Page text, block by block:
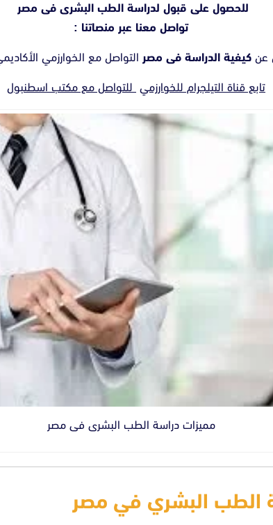
للحصول على قبول لدراسة الطب البشرى فى مصر
تواصل معنا عبر منصاتنا :
عن كيفية الدراسة فى مصر التواصل مع الخوارزمي
تابع قناة التيلجرام للخوارزمي للتواصل مع مكتب اسطنبول
مميزات دراسة الطب البشرى فى مصر
الطب البشري في مصر